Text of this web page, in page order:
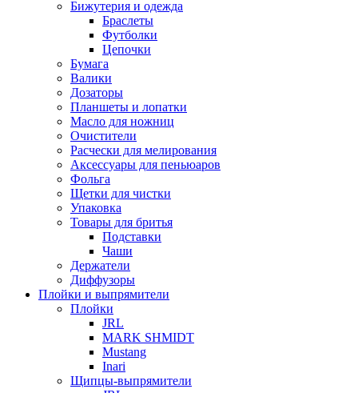
Бижутерия и одежда
Браслеты
Футболки
Цепочки
Бумага
Валики
Дозаторы
Планшеты и лопатки
Масло для ножниц
Очистители
Расчески для мелирования
Аксессуары для пеньюаров
Фольга
Щетки для чистки
Упаковка
Товары для бритья
Подставки
Чаши
Держатели
Диффузоры
Плойки и выпрямители
Плойки
JRL
MARK SHMIDT
Mustang
Inari
Щипцы-выпрямители